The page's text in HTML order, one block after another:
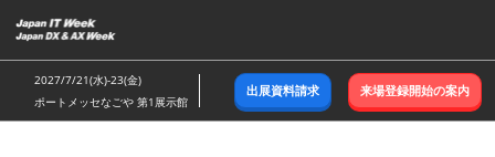
キ
ッ
し
2027/7/21(水)-23(金)
ポートメッセなごや 第1展示館
出展資料請求 来場登録開始の案内